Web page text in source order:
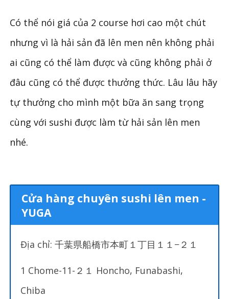
Có thể nói giá của 2 course hơi cao một chút
nhưng vì là hải sản đã lên men nên không phải
ai cũng có thể làm được và cũng không phải ở
đâu cũng có thể được thưởng thức. Lâu lâu hãy
tự thưởng cho mình một bữa ăn sang trọng
cùng với sushi được làm từ hải sản lên men
nhé.
Cửa hàng chuyên sushi lên men -
YUGA
Địa chỉ:千葉県船橋市本町１丁目１１−２１
1 Chome-11-２１ Honcho, Funabashi,
Chiba